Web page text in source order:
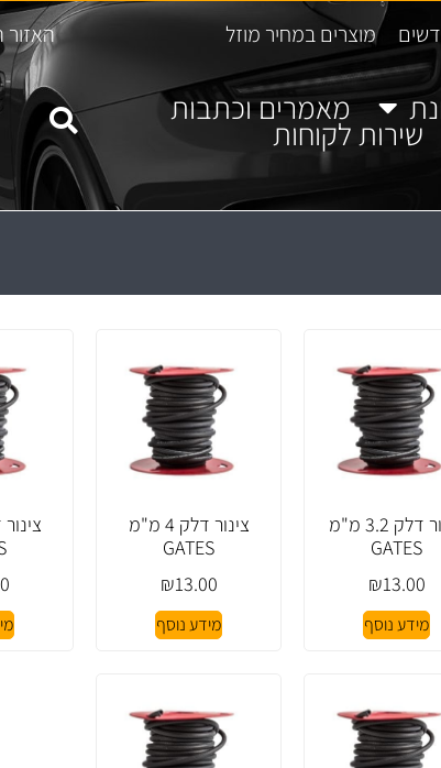
מוצרים במחיר מוזל האזור
מאמרים וכתבות
שירות לקוחות
צינור דלק 3.2 מ"מ
GATES
₪13.00
מידע נוסף
צינור דלק 4 מ"מ
GATES
₪13.00
מידע נוסף